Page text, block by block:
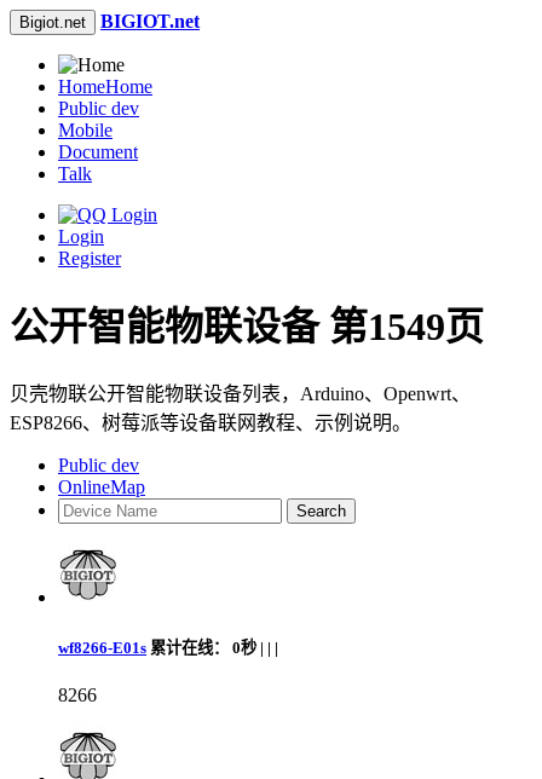
Bigiot.net BIGIOT.net
HomeHome
Public dev
Mobile
Document
Talk
Login
Register
公开智能物联设备 第1549页
贝壳物联公开智能物联设备列表，Arduino、Openwrt、
ESP8266、树莓派等设备联网教程、示例说明。
Public dev
OnlineMap
Search
wf8266-E01s 累计在线： 0秒 | | |
8266